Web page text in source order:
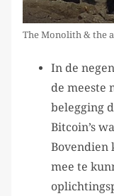
The Monolith & the
In de
de meeste
belegging
Bitcoin’s
Bovendien
mee te